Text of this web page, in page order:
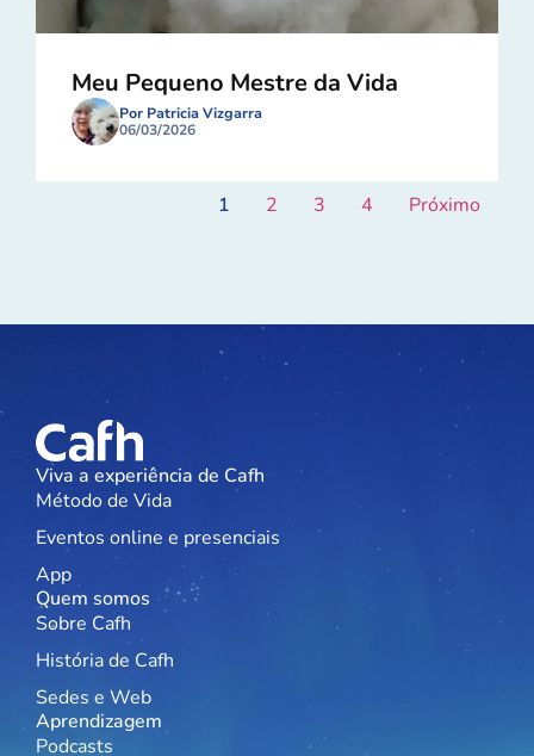
Meu Pequeno Mestre da Vida
Por Patricia Vizgarra
06/03/2026
1 2 3 4 Próximo
Viva a experiência de Cafh
Método de Vida
Eventos online e presenciais
App
Quem somos
Sobre Cafh
História de Cafh
Sedes e Web
Aprendizagem
Podcasts